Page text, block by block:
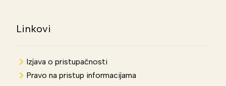
Linkovi
Izjava o pristupačnosti
Pravo na pristup informacijama